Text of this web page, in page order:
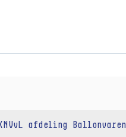
afdeling Ballonvaren